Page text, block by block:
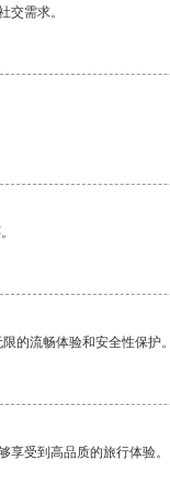
交需求。
的流畅体验和安全性保护
受到高品质的旅行体验。